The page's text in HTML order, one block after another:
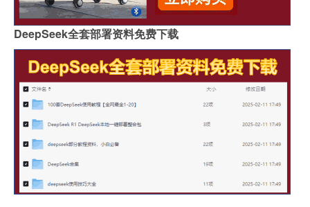
DeepSeek全套部署资料免费下载